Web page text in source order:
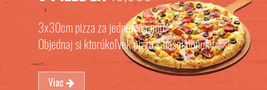
3x30cm pizza za jednotnú cenu.
Objednaj si ktorúkoľvek pizzu z našej ponuky
Viac